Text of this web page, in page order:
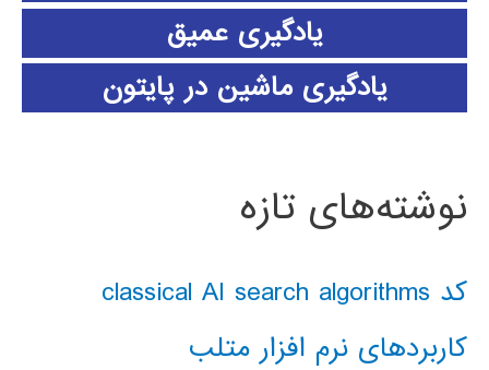
یادگیری عمیق
یادگیری ماشین در پایتون
نوشته‌های تازه
کد classical AI search algorithms
کاربردهای نرم افزار متلب